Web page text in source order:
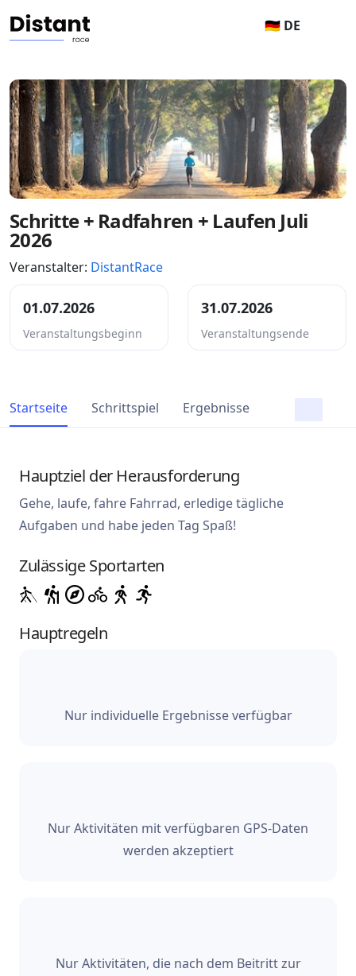
🇩🇪 DE
Schritte + Radfahren + Laufen Juli
2026
Veranstalter: DistantRace
01.07.2026
Veranstaltungsbeginn
31.07.2026
Veranstaltungsende
Startseite Schrittspiel Ergebnisse
Hauptziel der Herausforderung
Gehe, laufe, fahre Fahrrad, erledige tägliche
Aufgaben und habe jeden Tag Spaß!
Zulässige Sportarten
Hauptregeln
Nur individuelle Ergebnisse verfügbar
Nur Aktivitäten mit verfügbaren GPS-Daten
werden akzeptiert
Nur Aktivitäten, die nach dem Beitritt zur